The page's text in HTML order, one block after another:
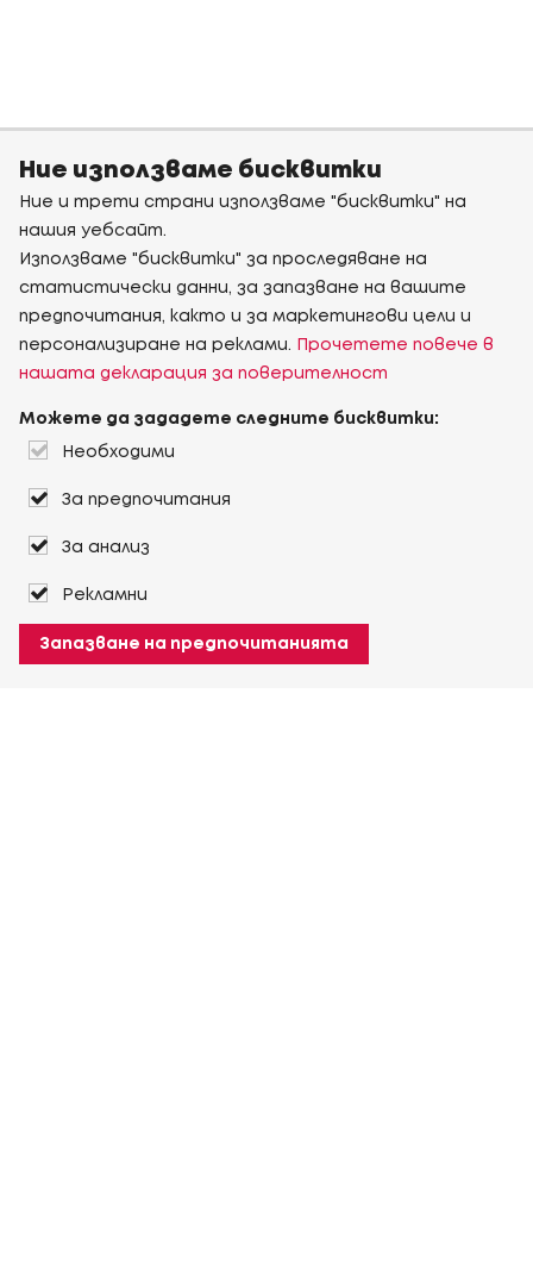
Ние използваме бисквитки
Ние и трети страни използваме "бисквитки" на
нашия уебсайт.
Използваме "бисквитки" за проследяване на
статистически данни, за запазване на вашите
предпочитания, както и за маркетингови цели и
персонализиране на реклами.
Прочетете повече в
нашата декларация за поверителност
Можете да зададете следните бисквитки:
Необходими
За предпочитания
За анализ
Рекламни
Запазване на предпочитанията